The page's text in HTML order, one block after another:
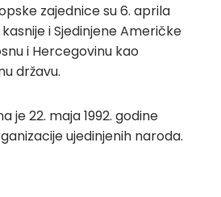
zajednice su 6. aprila
kasnije i Sjedinjene Američke
i Hercegovinu kao
državu.
je 22. maja 1992. godine
ujedinjenih naroda.